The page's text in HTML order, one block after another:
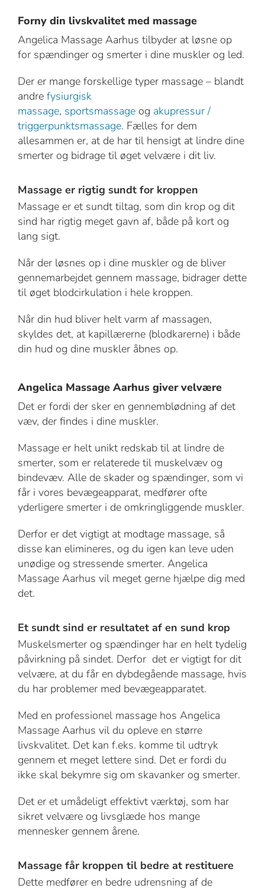
Forny din livskvalitet med massage
Angelica Massage Aarhus tilbyder at løsne op
for spændinger og smerter i dine muskler og led.
Der er mange forskellige typer massage – blandt
andre fysiurgisk
massage, sportsmassage og akupressur /
triggerpunktsmassage. Fælles for dem
allesammen er, at de har til hensigt at lindre dine
smerter og bidrage til øget velvære i dit liv.
Massage er rigtig sundt for kroppen
Massage er et sundt tiltag, som din krop og dit
sind har rigtig meget gavn af, både på kort og
lang sigt.
Når der løsnes op i dine muskler og de bliver
gennemarbejdet gennem massage, bidrager dette
til øget blodcirkulation i hele kroppen.
Når din hud bliver helt varm af massagen,
skyldes det, at kapillærerne (blodkarerne) i både
din hud og dine muskler åbnes op.
Angelica Massage Aarhus giver velvære
Det er fordi der sker en gennemblødning af det
væv, der findes i dine muskler.
Massage er helt unikt redskab til at lindre de
smerter, som er relaterede til muskelvæv og
bindevæv. Alle de skader og spændinger, som vi
får i vores bevægeapparat, medfører ofte
yderligere smerter i de omkringliggende muskler.
Derfor er det vigtigt at modtage massage, så
disse kan elimineres, og du igen kan leve uden
unødige og stressende smerter. Angelica
Massage Aarhus vil meget gerne hjælpe dig med
det.
Et sundt sind er resultatet af en sund krop
Muskelsmerter og spændinger har en helt tydelig
påvirkning på sindet. Derfor det er vigtigt for dit
velvære, at du får en dybdegående massage, hvis
du har problemer med bevægeapparatet.
Med en professionel massage hos Angelica
Massage Aarhus vil du opleve en større
livskvalitet. Det kan f.eks. komme til udtryk
gennem et meget lettere sind. Det er fordi du
ikke skal bekymre sig om skavanker og smerter.
Det er et umådeligt effektivt værktøj, som har
sikret velvære og livsglæde hos mange
mennesker gennem årene.
Massage får kroppen til bedre at restituere
Dette medfører en bedre udrensning af de